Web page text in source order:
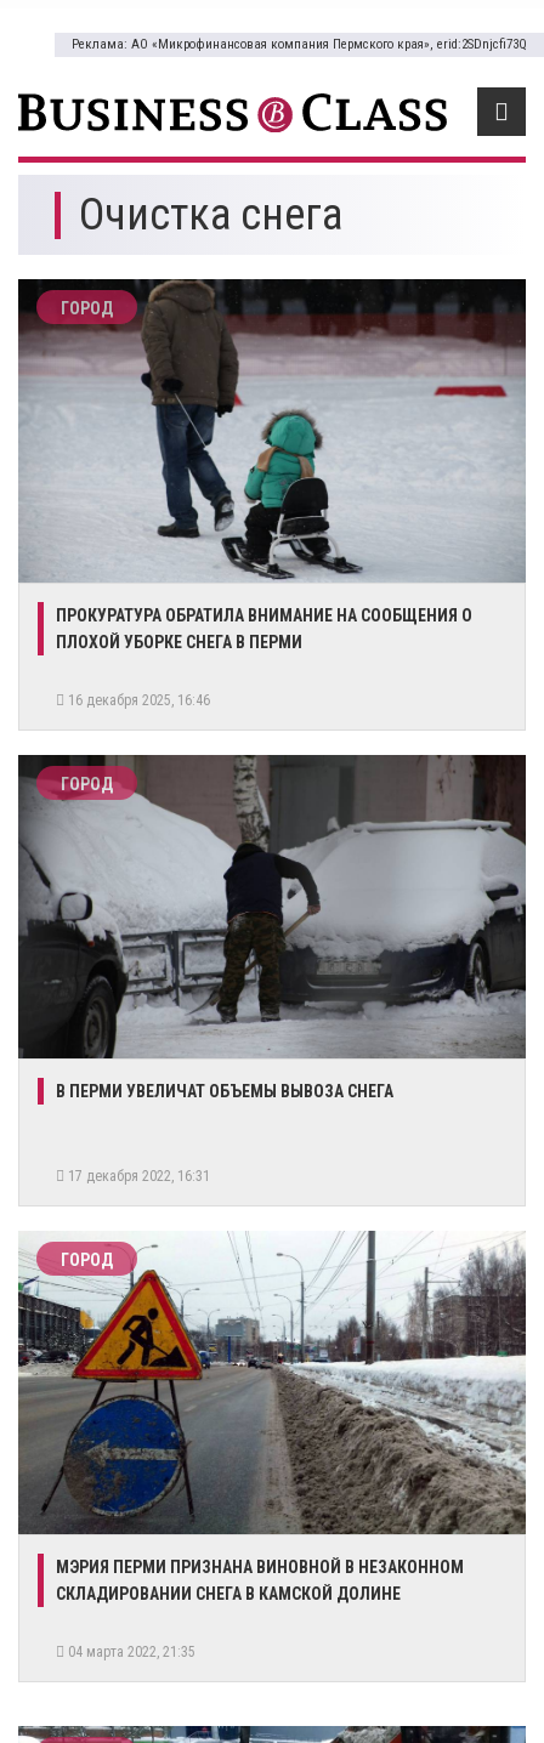
Реклама: АО «Микрофинансовая компания Пермского края», erid:2SDnjcfi73Q
Очистка снега
ГОРОД
ПРОКУРАТУРА ОБРАТИЛА ВНИМАНИЕ НА СООБЩЕНИЯ О
ПЛОХОЙ УБОРКЕ СНЕГА В ПЕРМИ
16 декабря 2025, 16:46
ГОРОД
В ПЕРМИ УВЕЛИЧАТ ОБЪЕМЫ ВЫВОЗА СНЕГА
17 декабря 2022, 16:31
ГОРОД
МЭРИЯ ПЕРМИ ПРИЗНАНА ВИНОВНОЙ В НЕЗАКОННОМ
СКЛАДИРОВАНИИ СНЕГА В КАМСКОЙ ДОЛИНЕ
04 марта 2022, 21:35